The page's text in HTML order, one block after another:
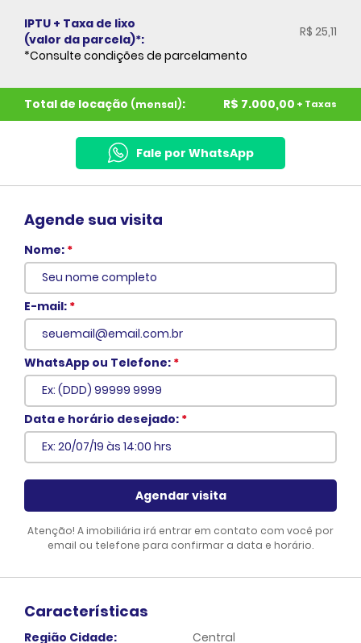
IPTU + Taxa de lixo
(valor da parcela)*:
R$ 25,11
*Consulte condições de parcelamento
Total de locação (mensal): R$ 7.000,00 + Taxas
Fale por WhatsApp
Agende sua visita
Nome: *
E-mail: *
WhatsApp ou Telefone: *
Data e horário desejado: *
Agendar visita
Atenção! A imobiliária irá entrar em contato com você por
email ou telefone para confirmar a data e horário.
Voltar
Características
Região Cidade: Central